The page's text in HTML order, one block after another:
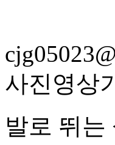
사진영상
발로 뛰는